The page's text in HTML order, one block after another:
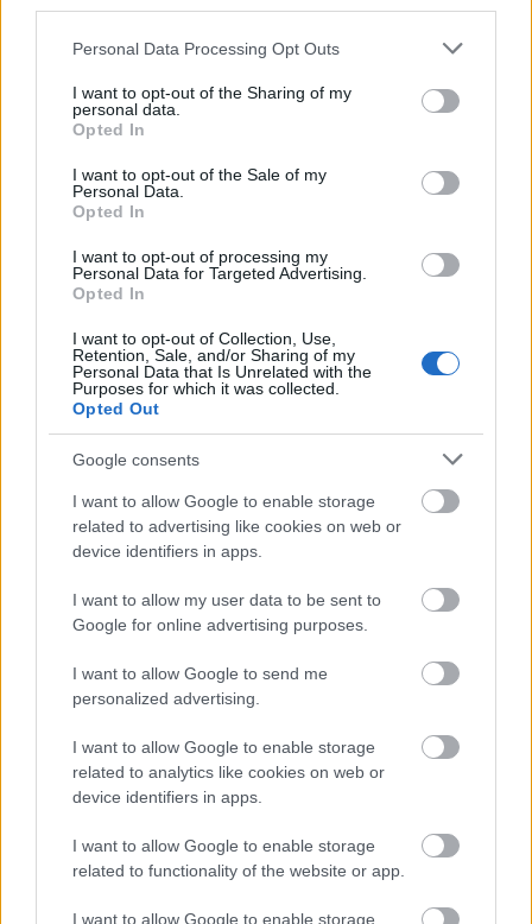
Please note that this website/app uses one or more Google
not limited to your visit or usage behaviour. You may click to
grant or deny consent to Google and its third-party tags to
use your data for below specified purposes in below Google
consent section.
Personal Data Processing Opt Outs
I want to opt-out of the Sharing of my
personal data.
Opted In
I want to opt-out of the Sale of my
Personal Data.
Opted In
I want to opt-out of processing my
Personal Data for Targeted Advertising.
Opted In
I want to opt-out of Collection, Use,
Retention, Sale, and/or Sharing of my
Personal Data that Is Unrelated with the
Purposes for which it was collected.
Opted Out
Google consents
I want to allow Google to enable storage
related to advertising like cookies on web or
device identifiers in apps.
I want to allow my user data to be sent to
Google for online advertising purposes.
I want to allow Google to send me
personalized advertising.
I want to allow Google to enable storage
related to analytics like cookies on web or
device identifiers in apps.
I want to allow Google to enable storage
related to functionality of the website or app.
I want to allow Google to enable storage
"A Bethlen a családok színháza kíván lenni, így
kiemelt figyelmet fordítunk arra, hogy minden
korosztály számára tudjunk érdekes, izgalmas és
tartalmas kikapcsolódást nyújtani" - hangsúlyozta
Karlik József. Rámutatott, hogy a színház a családi
nappal idén először a Színházak éjszakájához is
flamenco-tanulással és koncerttel is készülnek.
Az évad további programjáról szólva kiemelte a
Fázisok című táncos sorozatot, amelyben
fázisonként kap betekintést a közönség a Közép-
műhelymunkáiba. Szeptemberben Palcsó Nóra és
Frigy Ádám táncművészek útkereséseibe
tekinthetnek be az érdeklődök.
A Nemzeti Táncszínház, a Káva Kulturális Műhely és
megvalósuló, Horda2 elnevezésű tánc-színházi
nevelési program a középiskolás korosztály számára
egy előadás keretei közt az egyén és a közösség
viszonyát vizsgálva.
Az igazgató egyedülálló kezdeményezésként beszélt
a Gang Színházról, amely Goldoni Terecske című